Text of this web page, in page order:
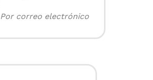
Por correo electrónico